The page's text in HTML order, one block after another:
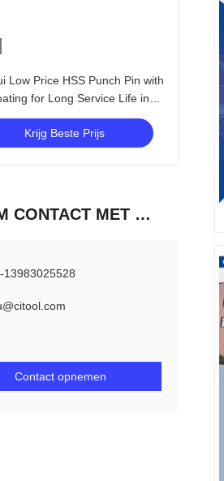
Low Price HSS Punch Pin with
for Long Service Life in
Krijg Beste Prijs
NEEM CONTACT MET ONS OP
13983025528
Contact opnemen